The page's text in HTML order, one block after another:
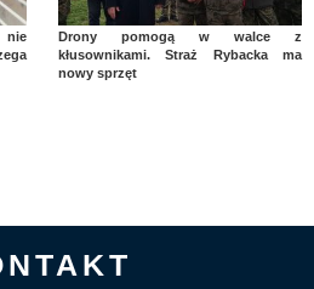
nie
Drony pomogą w walce z
kłusownikami. Straż Rybacka ma
nowy sprzęt